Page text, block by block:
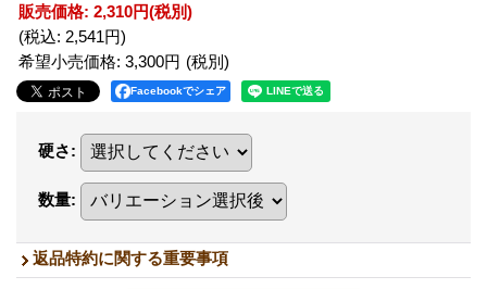
販売価格: 2,310円(税別)
(税込: 2,541円)
希望小売価格: 3,300円
Facebookでシェア
硬さ:
数量:
返品特約に関する重要事項